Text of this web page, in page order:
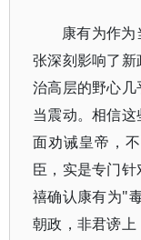
康有为作
张深刻影响了
治高层的野心
当震动。相信
面劝诫皇帝，
臣，实是专门
禧确认康有为"
朝政，非君谤上